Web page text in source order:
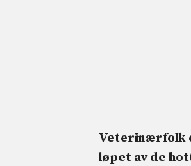
Veterinærfolk
løpet av de